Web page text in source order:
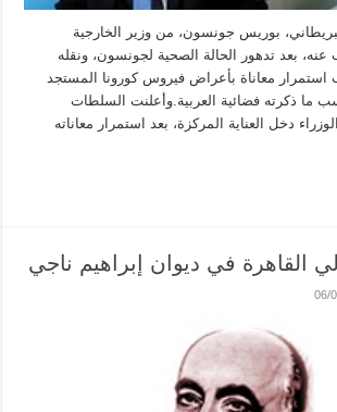
بوريس جونسون، من وزير الخارجية
بعد تدهور الحالة الصحية لجونسون، ونقله
استمرار معاناة بأعراض فيروس كورونا المستجد
بحسب ما ذكرته فضائية العربية.وأعلنت السلطات
دخل العناية المركزة، بعد استمرار معاناته
القاهرة في ديوان إبراهيم ناجي
06/